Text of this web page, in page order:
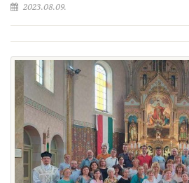
2023.08.09.